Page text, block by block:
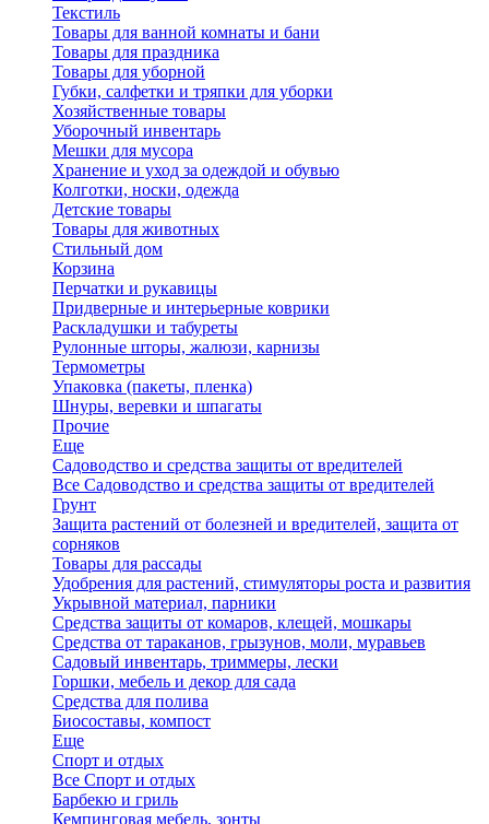
Текстиль
Товары для ванной комнаты и бани
Товары для праздника
Товары для уборной
Губки, салфетки и тряпки для уборки
Хозяйственные товары
Уборочный инвентарь
Мешки для мусора
Хранение и уход за одеждой и обувью
Колготки, носки, одежда
Детские товары
Товары для животных
Стильный дом
Корзина
Перчатки и рукавицы
Придверные и интерьерные коврики
Раскладушки и табуреты
Рулонные шторы, жалюзи, карнизы
Термометры
Упаковка (пакеты, пленка)
Шнуры, веревки и шпагаты
Прочие
Еще
Садоводство и средства защиты от вредителей
Все Садоводство и средства защиты от вредителей
Грунт
Защита растений от болезней и вредителей, защита от
сорняков
Товары для рассады
Удобрения для растений, стимуляторы роста и развития
Укрывной материал, парники
Средства защиты от комаров, клещей, мошкары
Средства от тараканов, грызунов, моли, муравьев
Садовый инвентарь, триммеры, лески
Горшки, мебель и декор для сада
Средства для полива
Биосоставы, компост
Еще
Спорт и отдых
Все Спорт и отдых
Барбекю и гриль
Кемпинговая мебель, зонты